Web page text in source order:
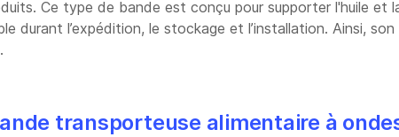
Ce type de bande est conçu pour supporter l'huile et
durant l’expédition, le stockage et l’installation. Ainsi,
transporteuse alimentaire à